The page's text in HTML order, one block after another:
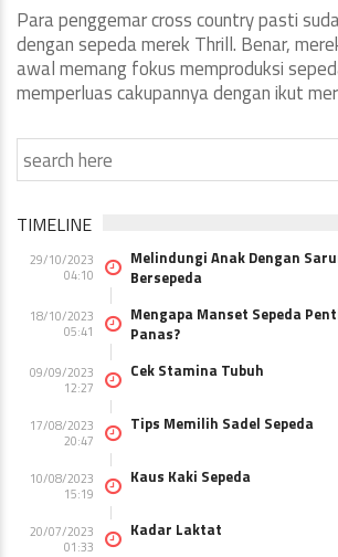
Para penggemar cross country pasti
dengan sepeda merek Thrill. Benar,
awal memang fokus memproduksi
memperluas cakupannya dengan ikut
TIMELINE
29/10/2023
04:10
Melindungi Anak Dengan
Bersepeda
18/10/2023
05:41
Mengapa Manset Sepeda
Panas?
09/09/2023
12:27
Cek Stamina Tubuh
17/08/2023
20:47
Tips Memilih Sadel Sepeda
10/08/2023
15:19
Kaus Kaki Sepeda
20/07/2023
01:33
Kadar Laktat